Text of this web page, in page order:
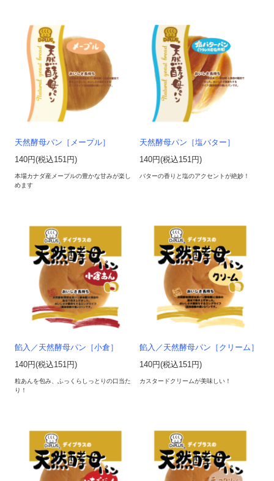
天然酵母パン［メープル］
140円(税込151円)
本場カナダ産メープルの豊かな甘みが楽し
めます
天然酵母パン［塩バター］
140円(税込151円)
バターの香りと塩のアクセントが絶妙！
餡入／天然酵母パン［小倉］
140円(税込151円)
粒あんを包み、ふっくらしっとりの口当た
り！
餡入／天然酵母パン［クリーム］
140円(税込151円)
カスタードクリームが美味しい！